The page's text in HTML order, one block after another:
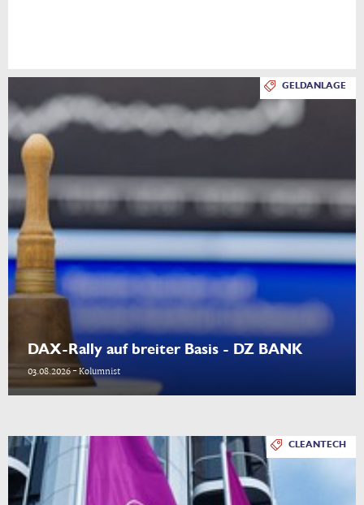
GELDANLAGE
DAX-Rally auf breiter Basis - DZ BANK
03.08.2026 - Kolumnist
CLEANTECH